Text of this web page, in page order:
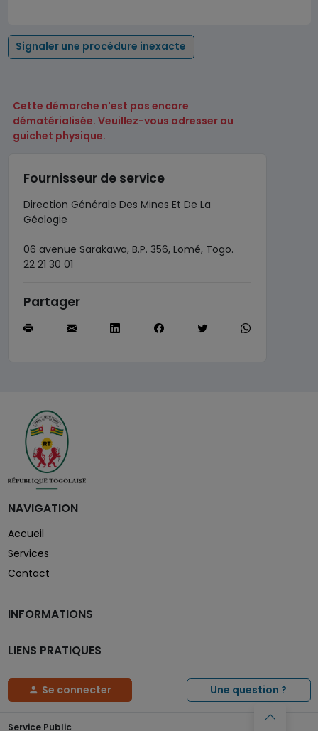
Signaler une procédure inexacte
Cette démarche n'est pas encore
dématérialisée. Veuillez-vous adresser au
guichet physique.
Fournisseur de service
Direction Générale Des Mines Et De La
Géologie
06 avenue Sarakawa, B.P. 356, Lomé, Togo.
22 21 30 01
Partager
NAVIGATION
Accueil
Services
Contact
INFORMATIONS
LIENS PRATIQUES
Se connecter Une question ?
Service Public